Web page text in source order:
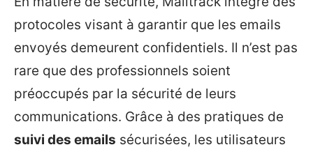
protocoles visant à garantir que les emails
envoyés demeurent confidentiels. Il n’est pas
rare que des professionnels soient
préoccupés par la sécurité de leurs
communications. Grâce à des pratiques de
suivi des emails sécurisées, les utilisateurs